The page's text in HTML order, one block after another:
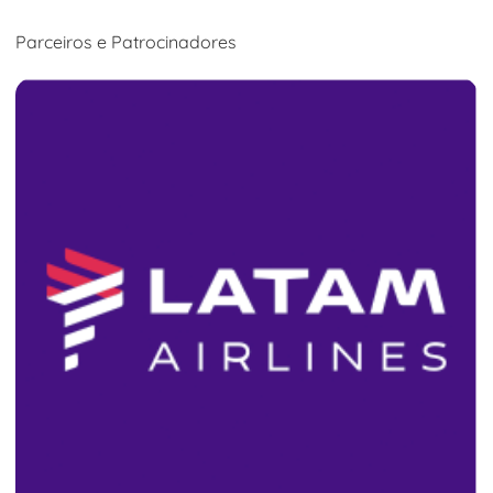
Parceiros e Patrocinadores